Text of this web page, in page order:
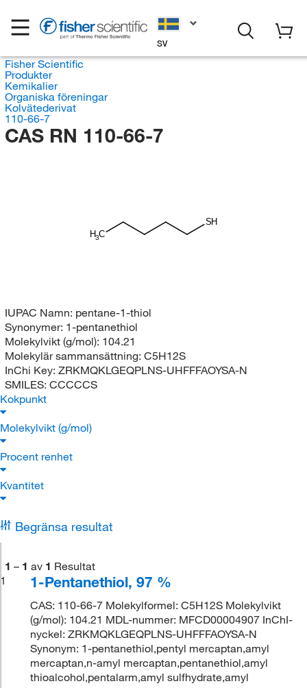
SV
Fisher Scientific
Produkter
Kemikalier
Organiska föreningar
Kolvätederivat
110-66-7
CAS RN 110-66-7
H3C
SH
IUPAC Namn: pentane-1-thiol
Synonymer: 1-pentanethiol
Molekylvikt (g/mol): 104.21
Molekylär sammansättning: C5H12S
InChi Key: ZRKMQKLGEQPLNS-UHFFFAOYSA-N
SMILES: CCCCCS
Kokpunkt
Molekylvikt (g/mol)
Procent renhet
Kvantitet
Begränsa resultat
1 – 1 av 1 Resultat
1
1-Pentanethiol, 97 %
CAS: 110-66-7 Molekylformel: C5H12S Molekylvikt
(g/mol): 104.21 MDL-nummer: MFCD00004907 InChI-
nyckel: ZRKMQKLGEQPLNS-UHFFFAOYSA-N
Synonym: 1-pentanethiol,pentyl mercaptan,amyl
mercaptan,n-amyl mercaptan,pentanethiol,amyl
thioalcohol,pentalarm,amyl sulfhydrate,amyl